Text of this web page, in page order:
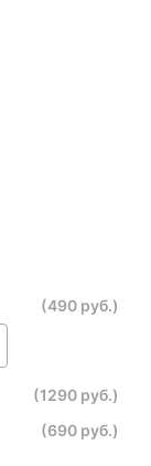
(490 руб.)
(1290 руб.)
(690 руб.)